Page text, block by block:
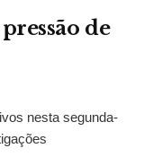
de
nesta segunda-